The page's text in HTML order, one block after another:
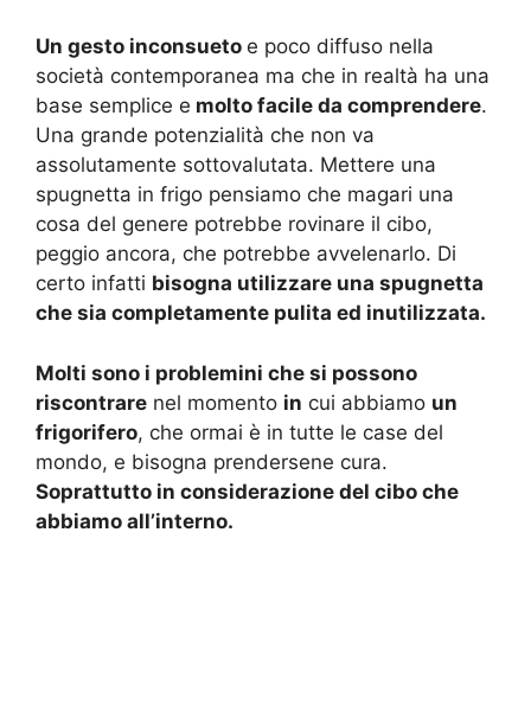
Un gesto inconsueto e poco diffuso nella
società contemporanea ma che in realtà ha una
base semplice e molto facile da comprendere.
Una grande potenzialità che non va
assolutamente sottovalutata. Mettere una
spugnetta in frigo pensiamo che magari una
cosa del genere potrebbe rovinare il cibo,
peggio ancora, che potrebbe avvelenarlo. Di
certo infatti bisogna utilizzare una spugnetta
che sia completamente pulita ed inutilizzata.
Molti sono i problemini che si possono
riscontrare nel momento in cui abbiamo un
frigorifero, che ormai è in tutte le case del
mondo, e bisogna prendersene cura.
Soprattutto in considerazione del cibo che
abbiamo all’interno.